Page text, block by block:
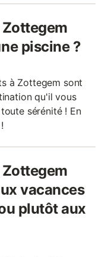
Zottegem
piscine ?
à Zottegem sont
qu'il vous
sérénité ! En
Zottegem
vacances
plutôt aux